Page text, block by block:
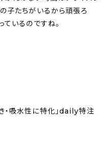
子たちがいるから頑張ろ
ているのですね。
・吸水性に特化」daily特注